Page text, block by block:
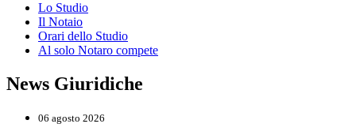
Lo Studio
Il Notaio
Orari dello Studio
Al solo Notaro compete
News Giuridiche
06 agosto 2026